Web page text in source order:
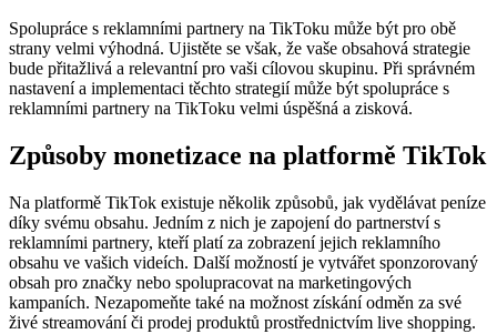
Spolupráce s reklamními partnery na TikToku může být pro obě
strany velmi výhodná. Ujistěte se však, že vaše obsahová strategie
bude přitažlivá a relevantní pro vaši cílovou skupinu. Při správném
nastavení a implementaci těchto strategií může být spolupráce s
reklamními partnery na TikToku velmi úspěšná a zisková.
Způsoby monetizace na platformě TikTok
Na platformě TikTok existuje několik způsobů, jak vydělávat peníze
díky svému obsahu. Jedním z nich je zapojení do partnerství s
reklamními partnery, kteří platí za zobrazení jejich reklamního
obsahu ve vašich videích. Další možností je vytvářet sponzorovaný
obsah pro značky nebo spolupracovat na marketingových
kampaních. Nezapomeňte také na možnost získání odměn za své
živé streamování či prodej produktů prostřednictvím live shopping.